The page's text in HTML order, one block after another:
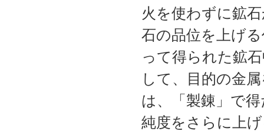
火を使わずに鉱
石の品位を上げ
って得られた鉱
して、目的の金
は、「製錬」で
純度をさらに上